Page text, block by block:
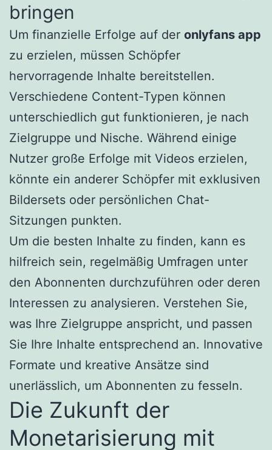
bringen
Um finanzielle Erfolge auf der onlyfans app
zu erzielen, müssen Schöpfer
hervorragende Inhalte bereitstellen.
Verschiedene Content-Typen können
unterschiedlich gut funktionieren, je nach
Zielgruppe und Nische. Während einige
Nutzer große Erfolge mit Videos erzielen,
könnte ein anderer Schöpfer mit exklusiven
Bildersets oder persönlichen Chat-
Sitzungen punkten.
Um die besten Inhalte zu finden, kann es
hilfreich sein, regelmäßig Umfragen unter
den Abonnenten durchzuführen oder deren
Interessen zu analysieren. Verstehen Sie,
was Ihre Zielgruppe anspricht, und passen
Sie Ihre Inhalte entsprechend an. Innovative
Formate und kreative Ansätze sind
unerlässlich, um Abonnenten zu fesseln.
Die Zukunft der
Monetarisierung mit